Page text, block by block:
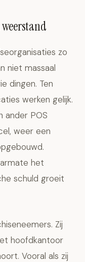
zo
niet massaal
dingen. Ten
werken gelijk.
ander POS
weer een
het
schuld groeit
Zij
hoofdkantoor
Vooral als zij